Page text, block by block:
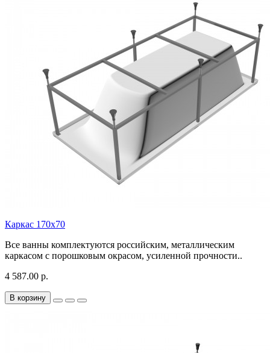
Каркас 170х70
Все ванны комплектуются российским, металлическим
каркасом с порошковым окрасом, усиленной прочности..
4 587.00 р.
В корзину